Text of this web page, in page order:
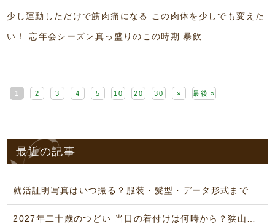
少し運動しただけで筋肉痛になる この肉体を少しでも変えた
い！ 忘年会シーズン真っ盛りのこの時期 暴飲...
1 2 3 4 5 10 20 30 » 最後 »
最近の記事
就活証明写真はいつ撮る？服装・髪型・データ形式まで解説｜狭山市いりそ写真館
2027年二十歳のつどい 当日の着付けは何時から？狭山・川越・所沢・入間